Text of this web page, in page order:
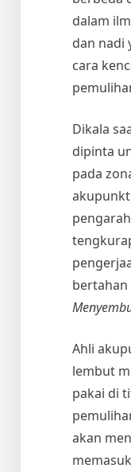
dalam
dan nadi
cara
Dikala
dipinta
pada
bertahan
Ahli
lembut
pakai di
akan